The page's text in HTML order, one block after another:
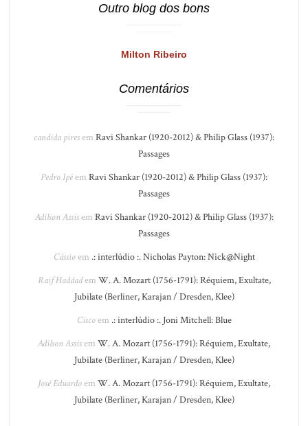
Outro blog dos bons
Milton Ribeiro
Comentários
candida piresem Ravi Shankar (1920-2012) & Philip Glass (1937):
Passages
Pedro Ipêem Ravi Shankar (1920-2012) & Philip Glass (1937):
Passages
Adilson Assisem Ravi Shankar (1920-2012) & Philip Glass (1937):
Passages
Cássioem .: interlúdio :. Nicholas Payton: Nick@Night
Raif Haddadem W. A. Mozart (1756-1791): Réquiem, Exultate,
Jubilate (Berliner, Karajan / Dresden, Klee)
Ciscoem .: interlúdio :. Joni Mitchell: Blue
Adilson Assisem W. A. Mozart (1756-1791): Réquiem, Exultate,
Jubilate (Berliner, Karajan / Dresden, Klee)
José Eduardoem W. A. Mozart (1756-1791): Réquiem, Exultate,
Jubilate (Berliner, Karajan / Dresden, Klee)